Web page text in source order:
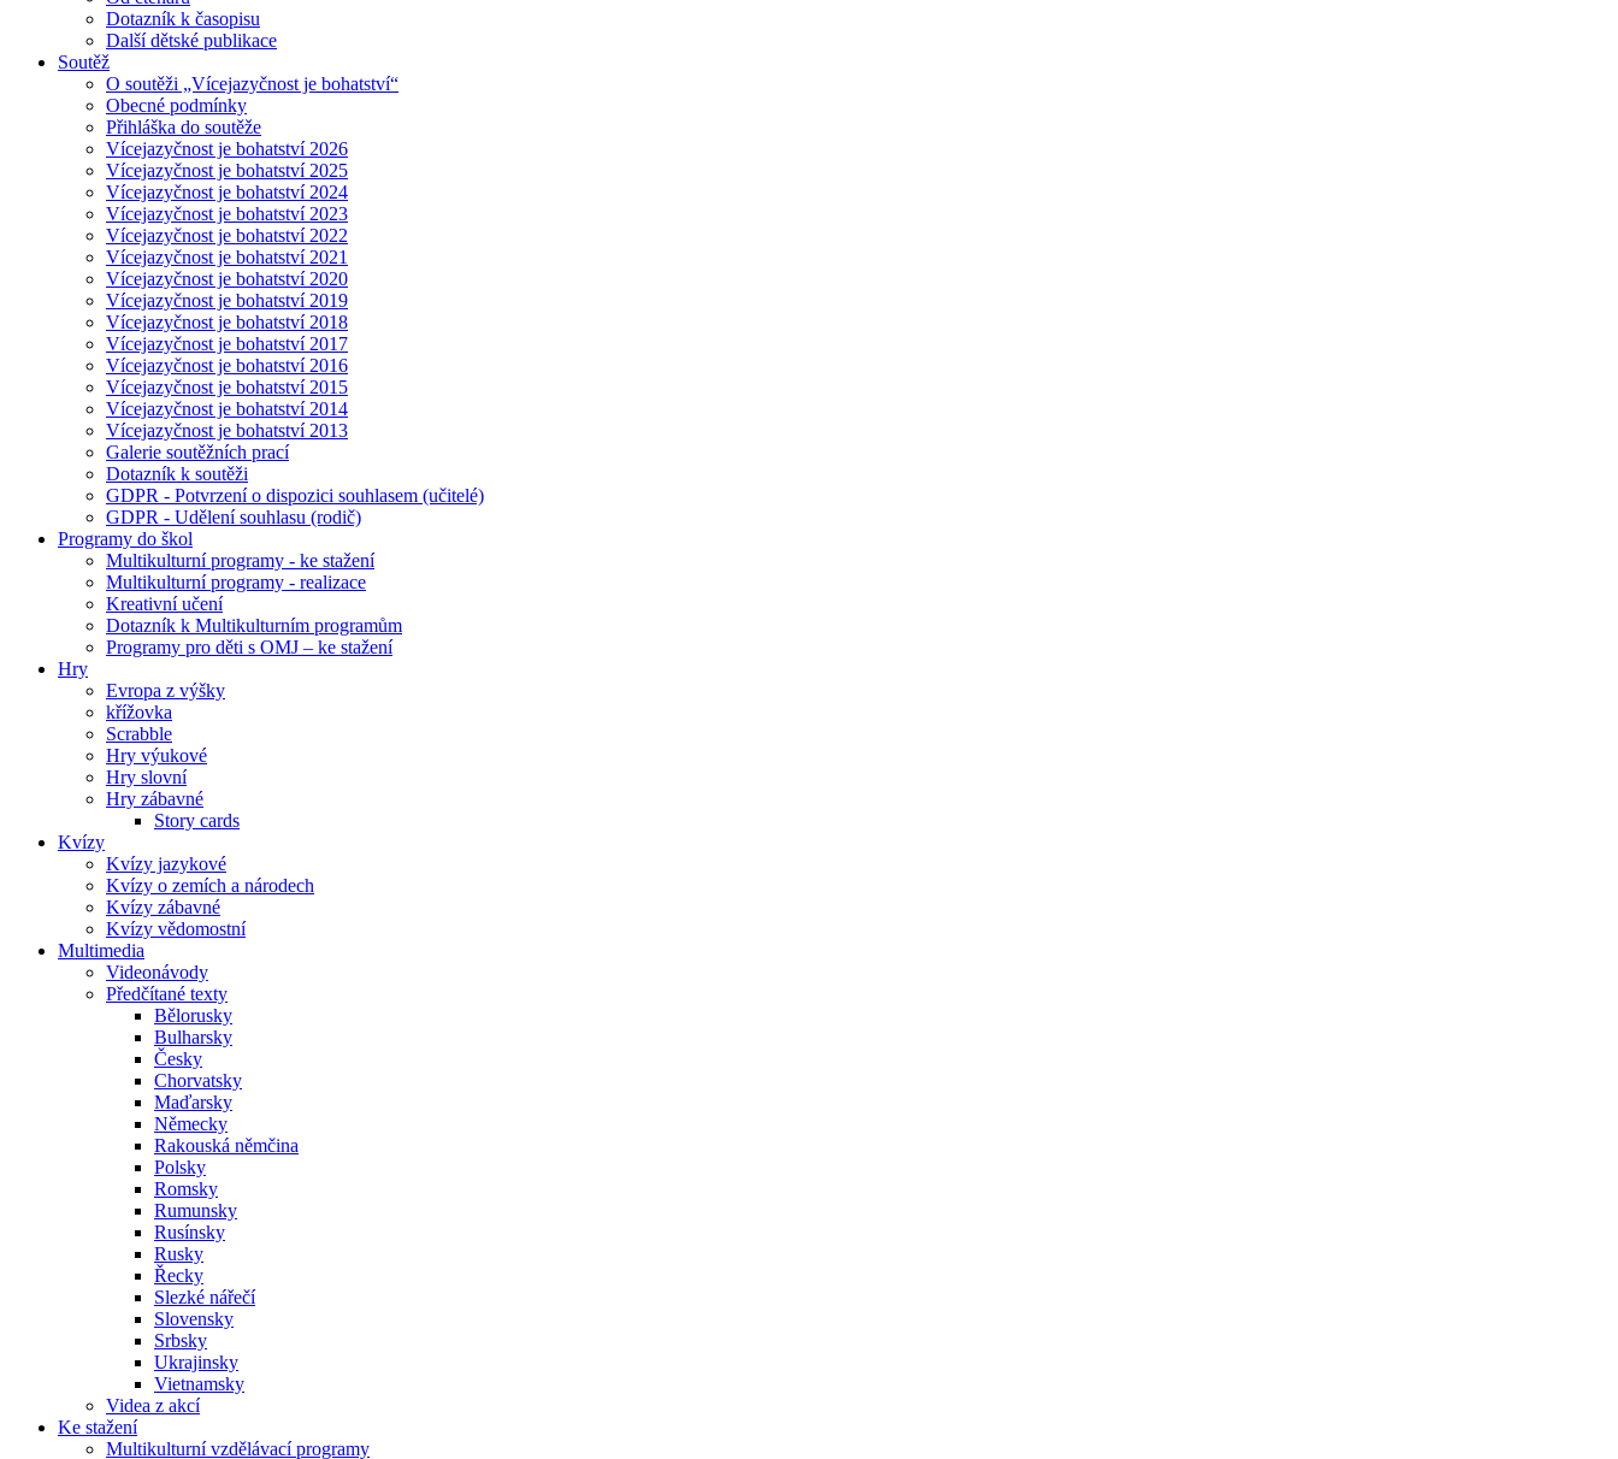
Dotazník k časopisu
Další dětské publikace
Soutěž
O soutěži „Vícejazyčnost je bohatství“
Obecné podmínky
Přihláška do soutěže
Vícejazyčnost je bohatství 2026
Vícejazyčnost je bohatství 2025
Vícejazyčnost je bohatství 2024
Vícejazyčnost je bohatství 2023
Vícejazyčnost je bohatství 2022
Vícejazyčnost je bohatství 2021
Vícejazyčnost je bohatství 2020
Vícejazyčnost je bohatství 2019
Vícejazyčnost je bohatství 2018
Vícejazyčnost je bohatství 2017
Vícejazyčnost je bohatství 2016
Vícejazyčnost je bohatství 2015
Vícejazyčnost je bohatství 2014
Vícejazyčnost je bohatství 2013
Galerie soutěžních prací
Dotazník k soutěži
GDPR - Potvrzení o dispozici souhlasem (učitelé)
GDPR - Udělení souhlasu (rodič)
Programy do škol
Multikulturní programy - ke stažení
Multikulturní programy - realizace
Kreativní učení
Dotazník k Multikulturním programům
Programy pro děti s OMJ – ke stažení
Hry
Evropa z výšky
křížovka
Scrabble
Hry výukové
Hry slovní
Hry zábavné
Story cards
Kvízy
Kvízy jazykové
Kvízy o zemích a národech
Kvízy zábavné
Kvízy vědomostní
Multimedia
Videonávody
Předčítané texty
Bělorusky
Bulharsky
Česky
Chorvatsky
Maďarsky
Německy
Rakouská němčina
Polsky
Romsky
Rumunsky
Rusínsky
Rusky
Řecky
Slezké nářečí
Slovensky
Srbsky
Ukrajinsky
Vietnamsky
Videa z akcí
Ke stažení
Multikulturní vzdělávací programy